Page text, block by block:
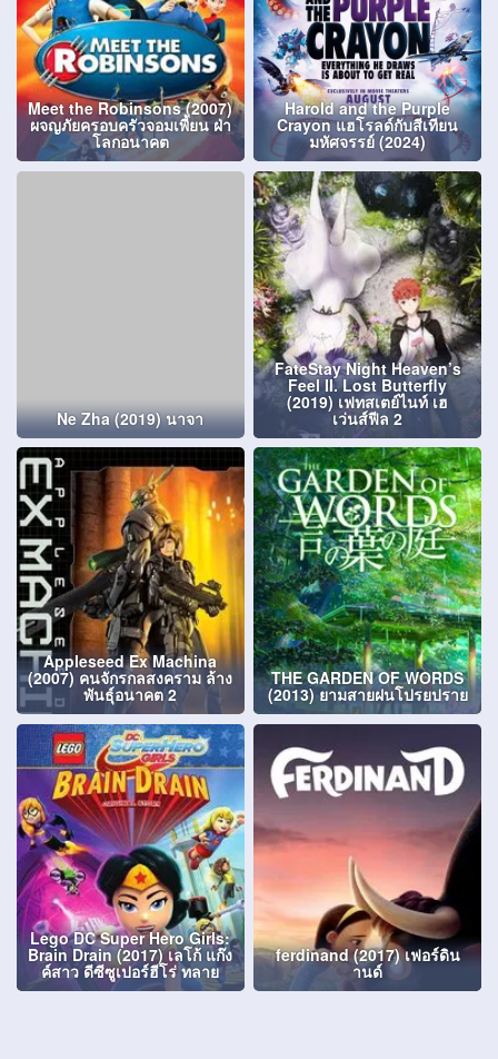
Meet the Robinsons (2007)
ผจญภัยครอบครัวจอมเพี้ยน ฝ่า
โลกอนาคต
Harold and the Purple
Crayon แฮโรลด์กับสีเทียน
มหัศจรรย์ (2024)
Ne Zha (2019) นาจา
FateStay Night Heaven’s
Feel II. Lost Butterfly
(2019) เฟทสเตย์ไนท์ เฮ
เว่นส์ฟีล 2
Appleseed Ex Machina
(2007) คนจักรกลสงคราม ล้าง
พันธุ์อนาคต 2
THE GARDEN OF WORDS
(2013) ยามสายฝนโปรยปราย
Lego DC Super Hero Girls:
Brain Drain (2017) เลโก้ แก๊ง
ค์สาว ดีซีซูเปอร์ฮีโร่ ทลาย
ferdinand (2017) เฟอร์ดิน
านด์